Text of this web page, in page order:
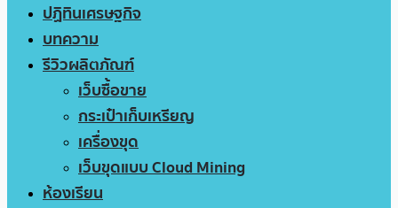
ปฏิทินเศรษฐกิจ
บทความ
รีวิวผลิตภัณฑ์
เว็บซื้อขาย
กระเป๋าเก็บเหรียญ
เครื่องขุด
เว็บขุดแบบ Cloud Mining
ห้องเรียน